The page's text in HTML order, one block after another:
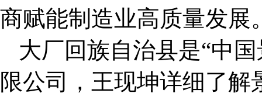
商赋能制造业高质量发展
大厂回族自治县是“中
限公司，王现坤详细了